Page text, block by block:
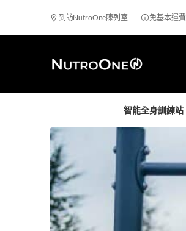
到訪NutroOne陳列室 免基本運費
智能全身訓練站